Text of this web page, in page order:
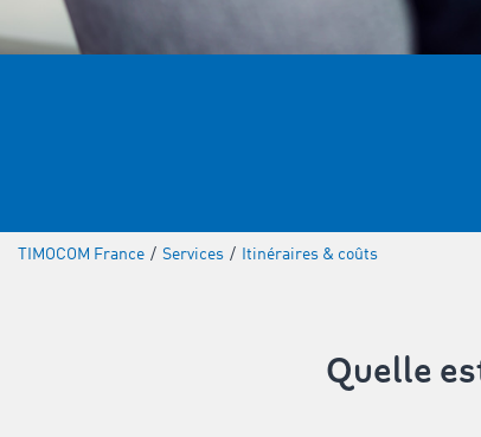
TIMOCOM France / Services / Itinéraires & coûts
Quelle